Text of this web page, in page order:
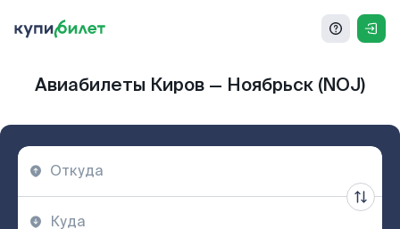
Авиабилеты Киров — Ноябрьск (NOJ)